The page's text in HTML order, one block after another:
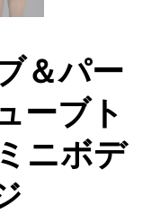
＆パー
ーブト
ニボデ